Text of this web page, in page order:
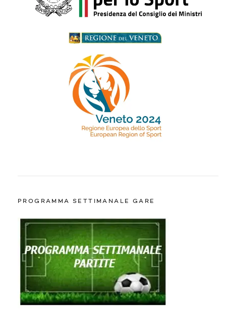
PROGRAMMA SETTIMANALE GARE